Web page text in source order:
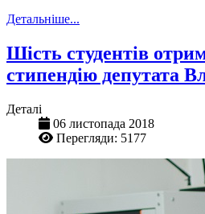
Детальніше...
Шість студентів
стипендію депутата
Деталі
06 листопада 2018
Перегляди: 5177